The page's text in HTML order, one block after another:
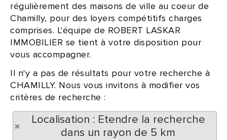
régulièrement des maisons de ville au coeur de
Chamilly, pour des loyers compétitifs charges
comprises. L'équipe de ROBERT LASKAR
IMMOBILIER se tient à votre disposition pour
vous accompagner.
Il n'y a pas de résultats pour votre recherche à
CHAMILLY. Nous vous invitons à modifier vos
critères de recherche :
Localisation : Etendre la recherche
dans un rayon de 5 km